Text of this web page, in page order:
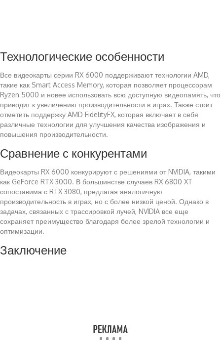
Технологические особенности
Все видеокарты серии RX 6000 поддерживают технологии AMD,
такие как Smart Access Memory, которая позволяет процессорам
Ryzen 5000 и новее использовать всю доступную видеопамять, что
приводит к увеличению производительности в играх. Также стоит
отметить поддержку AMD FidelityFX, которая включает в себя
различные технологии для улучшения качества изображения и
повышения производительности.
Сравнение с конкурентами
Видеокарты RX 6000 конкурируют с решениями от NVIDIA, такими
как GeForce RTX 3000. В большинстве случаев RX 6800 XT
сопоставима с RTX 3080, предлагая аналогичную
производительность в играх, но с более низкой ценой. Однако в
задачах, связанных с трассировкой лучей, NVIDIA все еще
сохраняет преимущество благодаря более зрелой технологии и
оптимизации.
Заключение